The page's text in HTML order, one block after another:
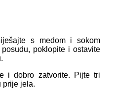
s medom i sokom
poklopite i ostavite
i dobro zatvorite. Pijte tri
prije jela.